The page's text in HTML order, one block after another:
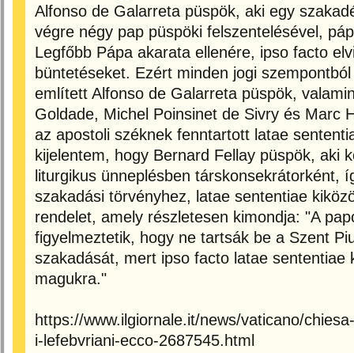
Alfonso de Galarreta püspök, aki egy
végre négy pap püspöki felszentelésével,
Legfőbb Pápa akarata ellenére, ipso facto
büntetéseket. Ezért minden jogi
említett Alfonso de Galarreta püspök,
Goldade, Michel Poinsinet de Sivry és Marc
az apostoli széknek fenntartott latae
kijelentem, hogy Bernard Fellay püspök, aki
liturgikus ünneplésben társkonsekrátorként,
szakadási törvényhez, latae sententiae
rendelet, amely részletesen kimondja: "A
figyelmeztetik, hogy ne tartsák be a Szent
szakadását, mert ipso facto latae sententiae
magukra."
https://www.ilgiornale.it/news/vaticano/
i-lefebvriani-ecco-2687545.html